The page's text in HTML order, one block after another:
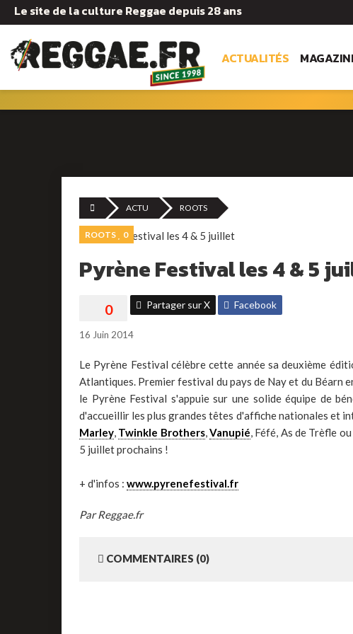
Le site de la culture Reggae depuis 28 ans
ACTUALITÉS
ACTU ROOTS
ROOTS 0
Pyrène Festival les 4 & 5
Partager sur X Facebook
16 Juin 2014
Le Pyrène Festival célèbre cette année sa deuxième
Atlantiques. Premier festival du pays de Nay et du Béarn
le Pyrène Festival s'appuie sur une solide équipe de
d'accueillir les plus grandes têtes d'affiche nationales et
Marley, Twinkle Brothers,Vanupié, Féfé, As de Trèfle
5 juillet prochains !
+ d'infos : www.pyrenefestival.fr
Par Reggae.fr
COMMENTAIRES (0)